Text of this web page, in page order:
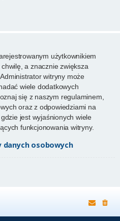
użytkownikiem
a znacznie zwiększa
witryny może
wiele dodatkowych
się z naszym regulaminem,
oraz z odpowiedziami na
jest wyjaśnionych wiele
funkcjonowania witryny.
danych osobowych